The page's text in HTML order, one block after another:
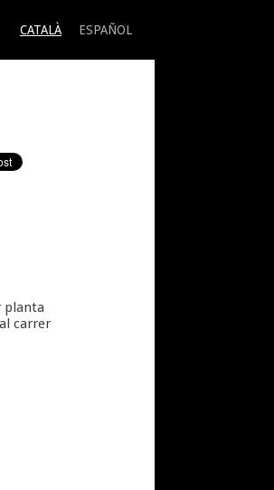
CATALÀ ESPAÑOL
planta
carrer